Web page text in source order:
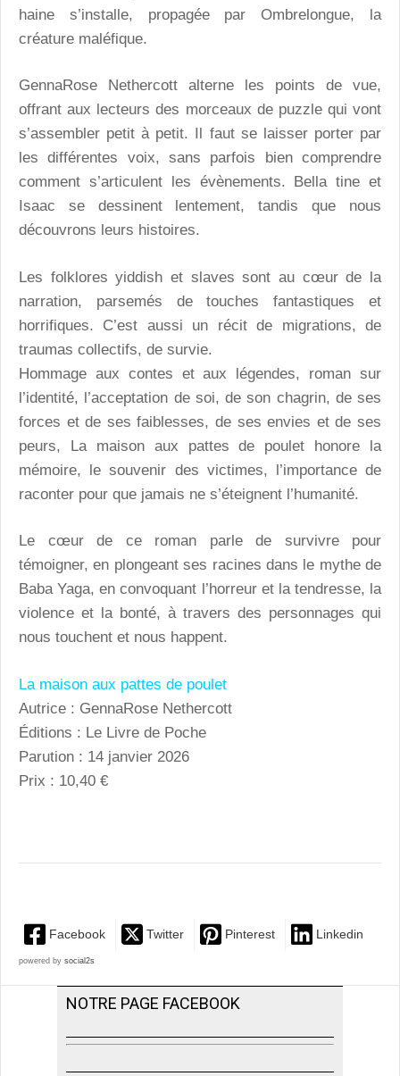
haine s’installe, propagée par Ombrelongue, la
créature maléfique.
GennaRose Nethercott alterne les points de vue,
offrant aux lecteurs des morceaux de puzzle qui vont
s’assembler petit à petit. Il faut se laisser porter par
les différentes voix, sans parfois bien comprendre
comment s’articulent les évènements. Bella tine et
Isaac se dessinent lentement, tandis que nous
découvrons leurs histoires.
Les folklores yiddish et slaves sont au cœur de la
narration, parsemés de touches fantastiques et
horrifiques. C’est aussi un récit de migrations, de
traumas collectifs, de survie.
Hommage aux contes et aux légendes, roman sur
l’identité, l’acceptation de soi, de son chagrin, de ses
forces et de ses faiblesses, de ses envies et de ses
peurs, La maison aux pattes de poulet honore la
mémoire, le souvenir des victimes, l’importance de
raconter pour que jamais ne s’éteignent l’humanité.
Le cœur de ce roman parle de survivre pour
témoigner, en plongeant ses racines dans le mythe de
Baba Yaga, en convoquant l’horreur et la tendresse, la
violence et la bonté, à travers des personnages qui
nous touchent et nous happent.
La maison aux pattes de poulet
Autrice : GennaRose Nethercott
Éditions : Le Livre de Poche
Parution : 14 janvier 2026
Prix : 10,40 €
Facebook Twitter Pinterest Linkedin
powered by social2s
NOTRE PAGE FACEBOOK